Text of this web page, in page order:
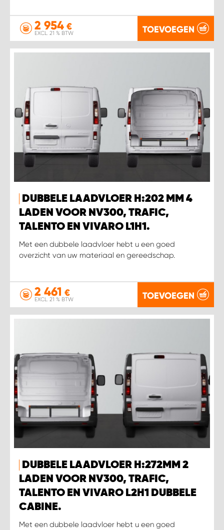
2 954 €
EXCL. 21 % BTW TOEVOEGEN
DUBBELE LAADVLOER H:202 MM 4
LADEN VOOR NV300, TRAFIC,
TALENTO EN VIVARO L1H1.
Met een dubbele laadvloer hebt u een goed
overzicht van uw materiaal en gereedschap.
2 461 €
EXCL. 21 % BTW TOEVOEGEN
DUBBELE LAADVLOER H:272MM 2
LADEN VOOR NV300, TRAFIC,
TALENTO EN VIVARO L2H1 DUBBELE
CABINE.
Met een dubbele laadvloer hebt u een goed